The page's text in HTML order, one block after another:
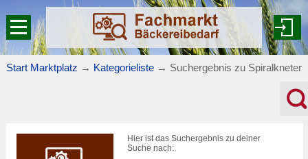
Start Marktplatz → Kategorieliste → Suchergebnis zu Spiralkneter
Hier ist das Suchergebnis zu deiner
Suche nach: